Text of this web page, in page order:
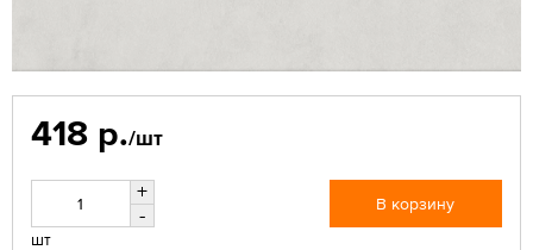
418 р./шт
+
-
шт
В корзину